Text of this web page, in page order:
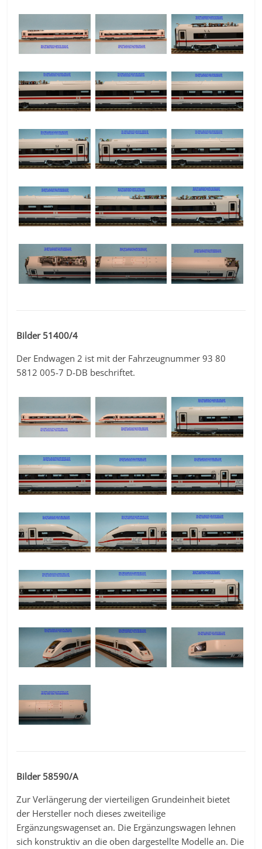
Bilder 51400/4
Der Endwagen 2 ist mit der Fahrzeugnummer 93 80
5812 005-7 D-DB beschriftet.
Bilder 58590/A
Zur Verlängerung der vierteiligen Grundeinheit bietet
der Hersteller noch dieses zweiteilige
Ergänzungswagenset an. Die Ergänzungswagen lehnen
sich konstruktiv an die oben dargestellte Modelle an. Die